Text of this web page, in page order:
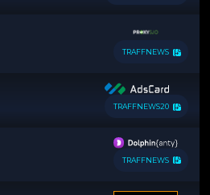
TRAFFNEWS
TRAFFNEWS20
TRAFFNEWS